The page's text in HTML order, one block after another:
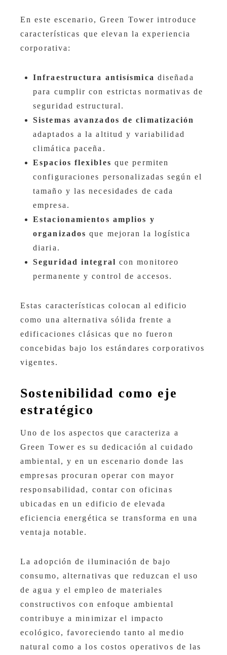
En este escenario, Green Tower introduce
características que elevan la experiencia
corporativa:
Infraestructura antisísmica diseñada
para cumplir con estrictas normativas de
seguridad estructural.
Sistemas avanzados de climatización
adaptados a la altitud y variabilidad
climática paceña.
Espacios flexibles que permiten
configuraciones personalizadas según el
tamaño y las necesidades de cada
empresa.
Estacionamientos amplios y
organizados que mejoran la logística
diaria.
Seguridad integral con monitoreo
permanente y control de accesos.
Estas características colocan al edificio
como una alternativa sólida frente a
edificaciones clásicas que no fueron
concebidas bajo los estándares corporativos
vigentes.
Sostenibilidad como eje
estratégico
Uno de los aspectos que caracteriza a
Green Tower es su dedicación al cuidado
ambiental, y en un escenario donde las
empresas procuran operar con mayor
responsabilidad, contar con oficinas
ubicadas en un edificio de elevada
eficiencia energética se transforma en una
ventaja notable.
La adopción de iluminación de bajo
consumo, alternativas que reduzcan el uso
de agua y el empleo de materiales
constructivos con enfoque ambiental
contribuye a minimizar el impacto
ecológico, favoreciendo tanto al medio
natural como a los costos operativos de las